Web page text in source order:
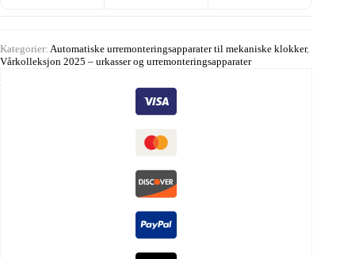
Kategorier: Automatiske urremonteringsapparater til mekaniske klokker,
Vårkolleksjon 2025 – urkasser og urremonteringsapparater